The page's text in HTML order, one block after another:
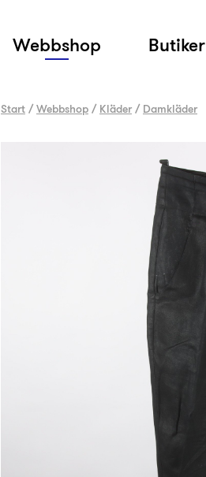
Webbshop Butiker
Start /Webbshop / Kläder / Damkläder